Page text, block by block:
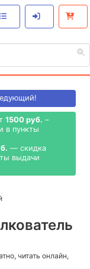
1500 руб. –
в пункты
— скидка
выдачи
читать онлайн,